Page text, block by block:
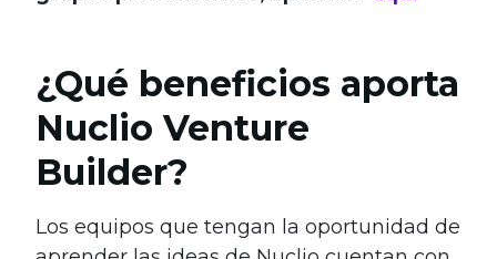
¿Qué beneficios aporta
Nuclio Venture
Builder?
Los equipos que tengan la oportunidad de